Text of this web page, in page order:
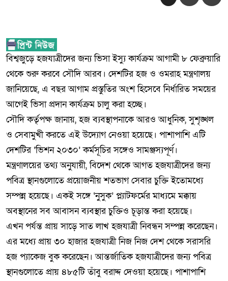
বিশ্বজুড়ে হজযাত্রীদের জন্য ভিসা ইস্যু কার্যক্রম আগামী ৮ ফেব্রুয়ারি
থেকে শুরু করবে সৌদি আরব। দেশটির হজ ও ওমরাহ মন্ত্রণালয়
জানিয়েছে, এ বছর আগাম প্রস্তুতির অংশ হিসেবে নির্ধারিত সময়ের
আগেই ভিসা প্রদান কার্যক্রম চালু করা হচ্ছে।
সৌদি কর্তৃপক্ষ জানায়, হজ ব্যবস্থাপনাকে আরও আধুনিক, সুশৃঙ্খল
ও সেবামুখী করতে এই উদ্যোগ নেওয়া হয়েছে। পাশাপাশি এটি
দেশটির ‘ভিশন ২০৩০’ কর্মসূচির সঙ্গেও সামঞ্জস্যপূর্ণ।
মন্ত্রণালয়ের তথ্য অনুযায়ী, বিদেশ থেকে আগত হজযাত্রীদের জন্য
পবিত্র স্থানগুলোতে প্রয়োজনীয় শতভাগ সেবার চুক্তি ইতোমধ্যে
সম্পন্ন হয়েছে। একই সঙ্গে ‘নুসুক’ প্ল্যাটফর্মের মাধ্যমে মক্কায়
অবস্থানের সব আবাসন ব্যবস্থার চুক্তিও চূড়ান্ত করা হয়েছে।
এখন পর্যন্ত প্রায় সাড়ে সাত লাখ হজযাত্রী নিবন্ধন সম্পন্ন করেছেন।
এর মধ্যে প্রায় ৩০ হাজার হজযাত্রী নিজ নিজ দেশ থেকে সরাসরি
হজ প্যাকেজ বুক করেছেন। আন্তর্জাতিক হজযাত্রীদের জন্য পবিত্র
স্থানগুলোতে প্রায় ৪৮৫টি তাঁবু বরাদ্দ দেওয়া হয়েছে। পাশাপাশি